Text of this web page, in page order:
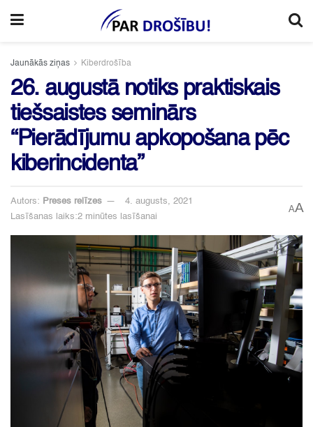
Jaunākās ziņas Kiberdrošība
26. augustā notiks praktiskais
tiešsaistes seminārs
“Pierādījumu apkopošana pēc
kiberincidenta”
Autors: Preses relīzes
4. augusts, 2021
Lasīšanas laiks:2 minūtes lasīšanai
AA